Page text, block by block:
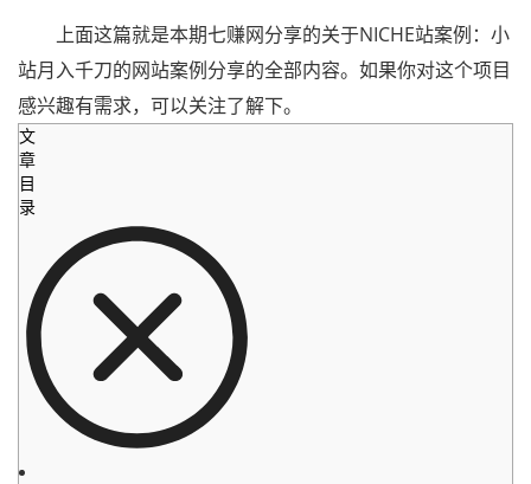
上面这篇就是本期七赚网分享的关于NICHE站案例：小
站月入千刀的网站案例分享的全部内容。如果你对这个项目
感兴趣有需求，可以关注了解下。
文
章
目
录